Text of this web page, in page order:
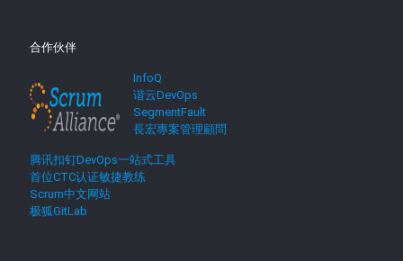
合作伙伴
InfoQ
谐云DevOps
SegmentFault
長宏專案管理顧問
腾讯扣钉DevOps一站式工具
首位CTC认证敏捷教练
Scrum中文网站
极狐GitLab